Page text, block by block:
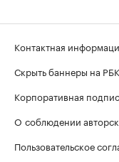
Контактная
Скрыть баннеры на РБК
Корпоративная
О соблюдении
Пользовательское